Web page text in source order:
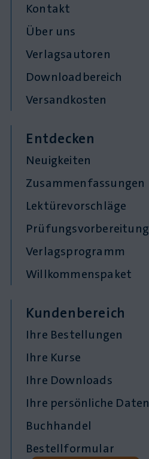
Kontakt
Über uns
Verlagsautoren
Downloadbereich
Versandkosten
Entdecken
Neuigkeiten
Zusammenfassungen
Lektürevorschläge
Prüfungsvorbereitung
Verlagsprogramm
Willkommenspaket
Kundenbereich
Ihre Bestellungen
Ihre Kurse
Ihre Downloads
Ihre persönliche Daten
Buchhandel
Bestellformular